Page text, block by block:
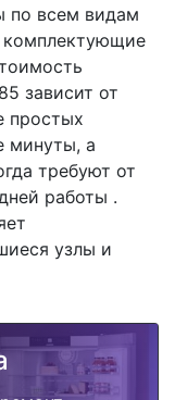
по всем видам
комплектующие
зависит от
простых
минуты, а
требуют от
работы .
узлы и